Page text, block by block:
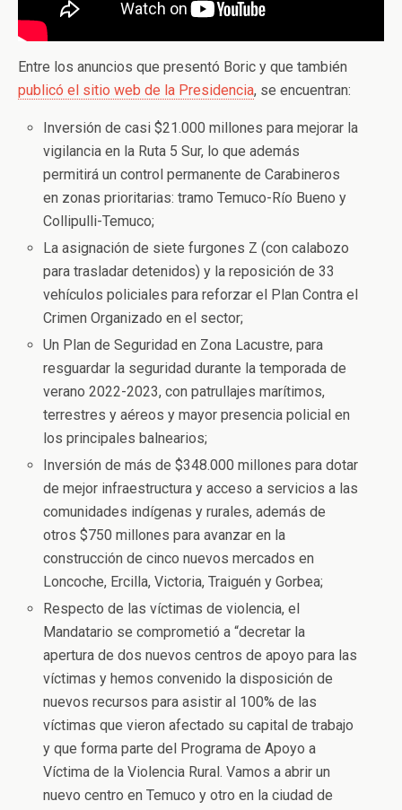
Entre los anuncios que presentó Boric y que también
publicó el sitio web de la Presidencia, se encuentran:
Inversión de casi $21.000 millones para mejorar la
vigilancia en la Ruta 5 Sur, lo que además
permitirá un control permanente de Carabineros
en zonas prioritarias: tramo Temuco-Río Bueno y
Collipulli-Temuco;
La asignación de siete furgones Z (con calabozo
para trasladar detenidos) y la reposición de 33
vehículos policiales para reforzar el Plan Contra el
Crimen Organizado en el sector;
Un Plan de Seguridad en Zona Lacustre, para
resguardar la seguridad durante la temporada de
verano 2022-2023, con patrullajes marítimos,
terrestres y aéreos y mayor presencia policial en
los principales balnearios;
Inversión de más de $348.000 millones para dotar
de mejor infraestructura y acceso a servicios a las
comunidades indígenas y rurales, además de
otros $750 millones para avanzar en la
construcción de cinco nuevos mercados en
Loncoche, Ercilla, Victoria, Traiguén y Gorbea;
Respecto de las víctimas de violencia, el
Mandatario se comprometió a “decretar la
apertura de dos nuevos centros de apoyo para las
víctimas y hemos convenido la disposición de
nuevos recursos para asistir al 100% de las
víctimas que vieron afectado su capital de trabajo
y que forma parte del Programa de Apoyo a
Víctima de la Violencia Rural. Vamos a abrir un
nuevo centro en Temuco y otro en la ciudad de